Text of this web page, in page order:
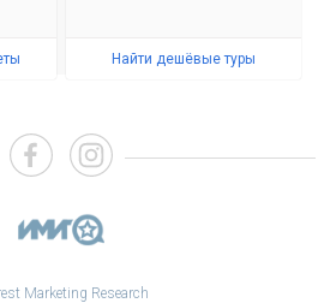
Найти дешёвые туры
Marketing Research